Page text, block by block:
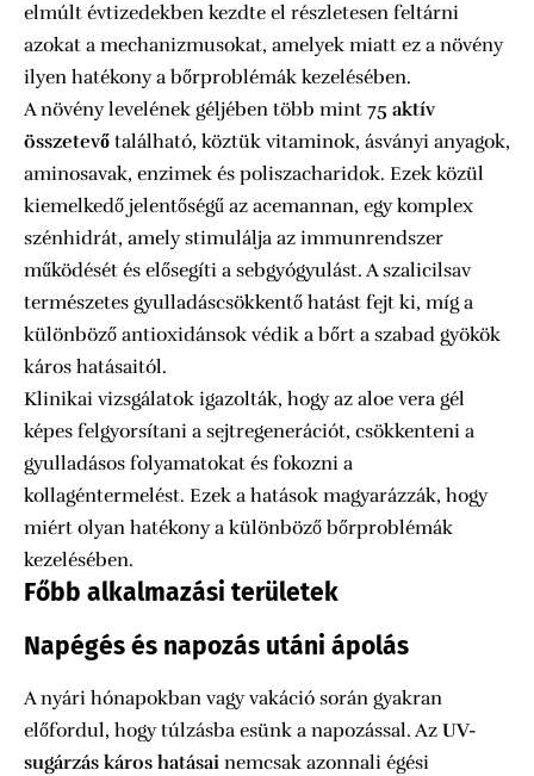
elmúlt évtizedekben kezdte el részletesen feltárni
azokat a mechanizmusokat, amelyek miatt ez a növény
ilyen hatékony a bőrproblémák kezelésében.
A növény levelének géljében több mint 75 aktív
összetevő található, köztük vitaminok, ásványi anyagok,
aminosavak, enzimek és poliszacharidok. Ezek közül
kiemelkedő jelentőségű az acemannan, egy komplex
szénhidrát, amely stimulálja az immunrendszer
működését és elősegíti a sebgyógyulást. A szalicilsav
természetes gyulladáscsökkentő hatást fejt ki, míg a
különböző antioxidánsok védik a bőrt a szabad gyökök
káros hatásaitól.
Klinikai vizsgálatok igazolták, hogy az aloe vera gél
képes felgyorsítani a sejtregenerációt, csökkenteni a
gyulladásos folyamatokat és fokozni a
kollagéntermelést. Ezek a hatások magyarázzák, hogy
miért olyan hatékony a különböző bőrproblémák
kezelésében.
Főbb alkalmazási területek
Napégés és napozás utáni ápolás
A nyári hónapokban vagy vakáció során gyakran
előfordul, hogy túlzásba esünk a napozással. Az UV-
sugárzás káros hatásai nemcsak azonnali égési